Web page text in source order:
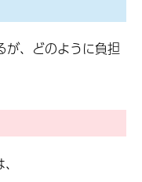
が、どのように負担